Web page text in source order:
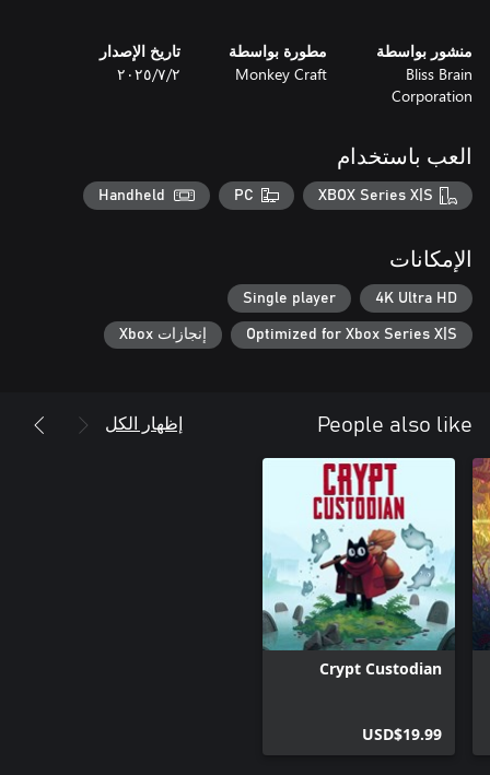
العالم الشاسع مليء باللقاءات والأحداث والاكتشافات غير المعروفة.
■السلطة حتى آشا وعليك أن تكون على استعداد للحصول على
بالنسبة إلى Wonder Boy-Asha في Monster World ، تجمع
Sakamoto (الصوت) و Maki Özora (تصميم الشخصيات) و Takanori
منشور بواسطة
Bliss Brain
Corporation
مطورة بواسطة
Monkey Craft
تاريخ الإصدار
٢‏/٧‏/٢٠٢٥
العب باستخدام
XBOX Series X|S
PC
Handheld
الإمكانات
4K Ultra HD
Single player
Optimized for Xbox Series X|S إنجازات Xbox
People also like إظهار الكل
Crypt Custodian
USD$19.99